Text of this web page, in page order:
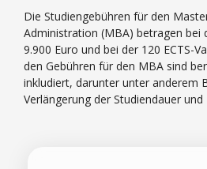
Die Studiengebühren für den
Administration (MBA) betragen bei
9.900 Euro und bei der 120 ECTS-
den Gebühren für den MBA sind
inkludiert, darunter unter anderem
Verlängerung der Studiendauer